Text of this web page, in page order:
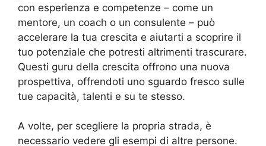
con esperienza e competenze – come un
mentore, un coach o un consulente – può
accelerare la tua crescita e aiutarti a scoprire il
tuo potenziale che potresti altrimenti trascurare.
Questi guru della crescita offrono una nuova
prospettiva, offrendoti uno sguardo fresco sulle
tue capacità, talenti e su te stesso.
A volte, per scegliere la propria strada, è
necessario vedere gli esempi di altre persone.